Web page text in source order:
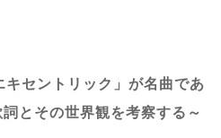
キセントリック」が名曲であ
とその世界観を考察する～